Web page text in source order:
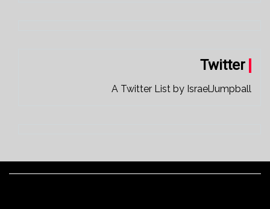
Twitter
A Twitter List by IsraelJumpball